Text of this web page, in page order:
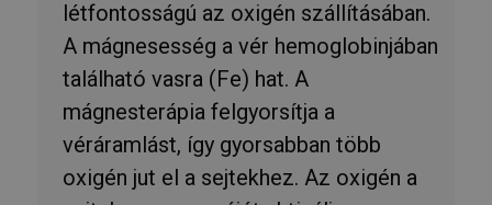
létfontosságú az oxigén szállításában.
A mágnesesség a vér hemoglobinjában
található vasra (Fe) hat. A
mágnesterápia felgyorsítja a
véráramlást, így gyorsabban több
oxigén jut el a sejtekhez. Az oxigén a